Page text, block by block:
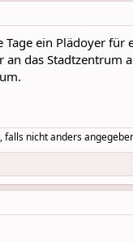
ein Plädoyer für
das Stadtzentrum
nicht anders